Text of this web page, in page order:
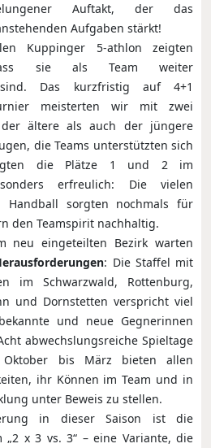
Auftakt, der das
Aufgaben stärkt!
Kuppinger 5-athlon zeigten
sie als Team weiter
sind. Das kurzfristig auf 4+1
meisterten wir mit zwei
der ältere als auch der jüngere
die Teams unterstützten sich
die Plätze 1 und 2 im
erfreulich: Die vielen
Handball sorgten nochmals für
den Teamspirit nachhaltig.
neu eingeteilten Bezirk warten
: Die Staffel mit
im Schwarzwald, Rottenburg,
und Dornstetten verspricht viel
und neue Gegnerinnen
abwechslungsreiche Spieltage
bis März bieten allen
ihr Können im Team und in
unter Beweis zu stellen.
in dieser Saison ist die
„2 x 3 vs. 3“ – eine Variante, die